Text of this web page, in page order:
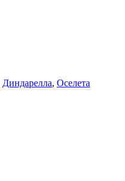
Диндарелла, Оселета